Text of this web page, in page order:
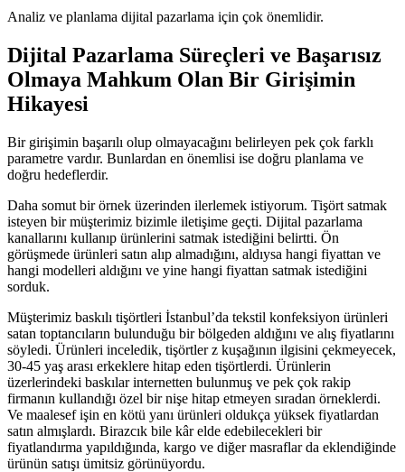
Analiz ve planlama dijital pazarlama için çok önemlidir.
Dijital Pazarlama Süreçleri ve Başarısız
Olmaya Mahkum Olan Bir Girişimin
Hikayesi
Bir girişimin başarılı olup olmayacağını belirleyen pek çok farklı
parametre vardır. Bunlardan en önemlisi ise doğru planlama ve
doğru hedeflerdir.
Daha somut bir örnek üzerinden ilerlemek istiyorum. Tişört satmak
isteyen bir müşterimiz bizimle iletişime geçti. Dijital pazarlama
kanallarını kullanıp ürünlerini satmak istediğini belirtti. Ön
görüşmede ürünleri satın alıp almadığını, aldıysa hangi fiyattan ve
hangi modelleri aldığını ve yine hangi fiyattan satmak istediğini
sorduk.
Müşterimiz baskılı tişörtleri İstanbul’da tekstil konfeksiyon ürünleri
satan toptancıların bulunduğu bir bölgeden aldığını ve alış fiyatlarını
söyledi. Ürünleri inceledik, tişörtler z kuşağının ilgisini çekmeyecek,
30-45 yaş arası erkeklere hitap eden tişörtlerdi. Ürünlerin
üzerlerindeki baskılar internetten bulunmuş ve pek çok rakip
firmanın kullandığı özel bir nişe hitap etmeyen sıradan örneklerdi.
Ve maalesef işin en kötü yanı ürünleri oldukça yüksek fiyatlardan
satın almışlardı. Birazcık bile kâr elde edebilecekleri bir
fiyatlandırma yapıldığında, kargo ve diğer masraflar da eklendiğinde
ürünün satışı ümitsiz görünüyordu.